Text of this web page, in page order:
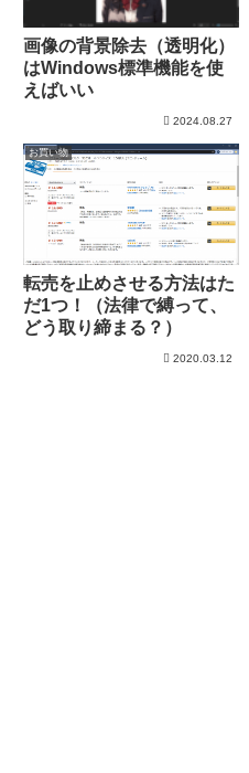
画像の背景除去（透明化）
はWindows標準機能を使
えばいい
2024.08.27
お買い物
転売を止めさせる方法はた
だ1つ！（法律で縛って、
どう取り締まる？）
2020.03.12